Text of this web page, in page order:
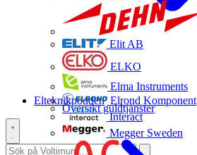
Elit AB
ELKO
Elma Instruments
Elrond Komponent
Interact
Megger Sweden
Översikt guldtjänster
Elteknikpodden